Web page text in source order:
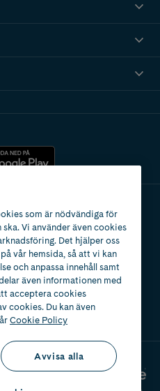
2024
som är nödvändiga för
Vi använder även cookies
Det hjälper oss
vår hemsida, så att vi kan
och anpassa innehåll samt
även informationen med
acceptera cookies
cookies. Du kan även
Cookie Policy
Avvisa alla